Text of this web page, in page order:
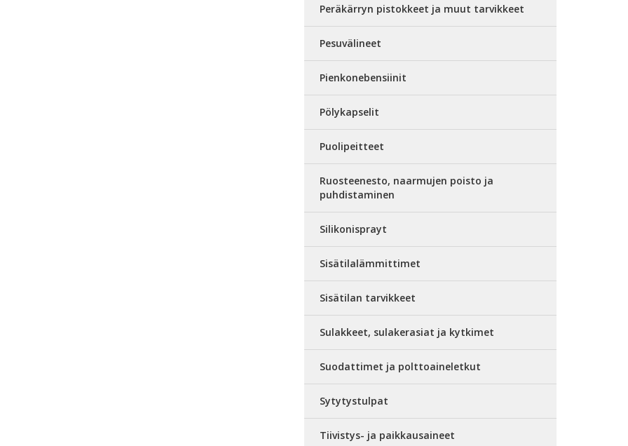
Peräkärryn pistokkeet ja muut tarvikkeet
Pesuvälineet
Pienkonebensiinit
Pölykapselit
Puolipeitteet
Ruosteenesto, naarmujen poisto ja
puhdistaminen
Silikonisprayt
Sisätilalämmittimet
Sisätilan tarvikkeet
Sulakkeet, sulakerasiat ja kytkimet
Suodattimet ja polttoaineletkut
Sytytystulpat
Tiivistys- ja paikkausaineet